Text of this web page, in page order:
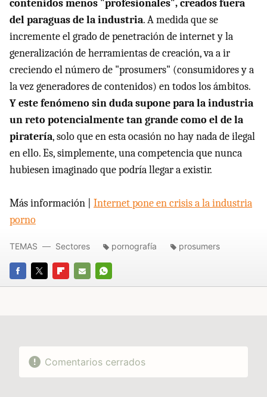
contenidos menos "profesionales", creados fuera
del paraguas de la industria. A medida que se
incremente el grado de penetración de internet y la
generalización de herramientas de creación, va a ir
creciendo el número de "prosumers" (consumidores y a
la vez generadores de contenidos) en todos los ámbitos.
Y este fenómeno sin duda supone para la industria
un reto potencialmente tan grande como el de la
piratería, solo que en esta ocasión no hay nada de ilegal
en ello. Es, simplemente, una competencia que nunca
hubiesen imaginado que podría llegar a existir.
Más información | Internet pone en crisis a la industria
porno
FACEBOOK
TWITTERFLIPBOARD
E-
WHATSAPP
TEMAS Sectores pornografía prosumers
Comentarios cerrados